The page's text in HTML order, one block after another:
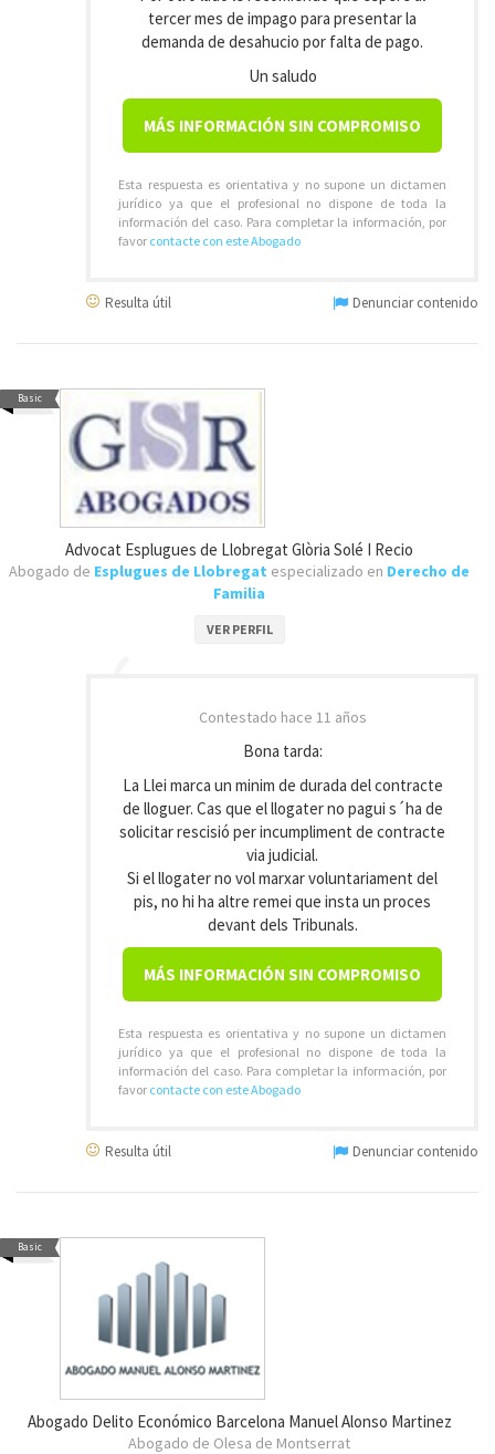
tercer mes de impago para presentar la
demanda de desahucio por falta de pago.
Un saludo
MÁS INFORMACIÓN SIN COMPROMISO
Esta respuesta es orientativa y no supone un dictamen
jurídico ya que el profesional no dispone de toda la
información del caso. Para completar la información, por
favor contacte con este Abogado
Resulta útil Denunciar contenido
Basic
Advocat Esplugues de Llobregat Glòria Solé I Recio
Abogado de Esplugues de Llobregat especializado en Derecho de
Familia
VER PERFIL
Contestado hace 11 años
Bona tarda:
La Llei marca un minim de durada del contracte
de lloguer. Cas que el llogater no pagui s´ha de
solicitar rescisió per incumpliment de contracte
via judicial.
Si el llogater no vol marxar voluntariament del
pis, no hi ha altre remei que insta un proces
devant dels Tribunals.
MÁS INFORMACIÓN SIN COMPROMISO
Esta respuesta es orientativa y no supone un dictamen
jurídico ya que el profesional no dispone de toda la
información del caso. Para completar la información, por
favor contacte con este Abogado
Resulta útil Denunciar contenido
Basic
Abogado Delito Económico Barcelona Manuel Alonso Martinez
Abogado de Olesa de Montserrat